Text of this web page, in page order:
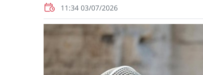
11:34 03/07/2026